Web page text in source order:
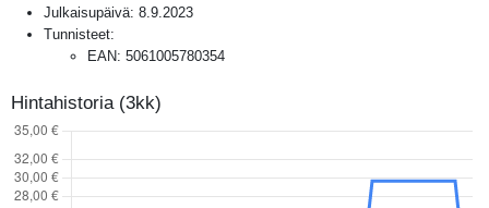
Julkaisupäivä: 8.9.2023
Tunnisteet:
EAN: 5061005780354
Hintahistoria (3kk)